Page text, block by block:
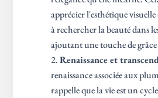
apprécier l'esthétique
à rechercher la beauté dans
ajoutant une touche de
Renaissance et
renaissance associée aux
rappelle que la vie est un